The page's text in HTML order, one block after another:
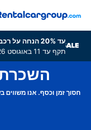
עד 20% הנחה על רכבים להשכרה ברחבי העולם
תקף עד 11 באוגוסט 2026 - נצל אותו עוד היום!
השכרת
חסוך זמן וכסף. אנו